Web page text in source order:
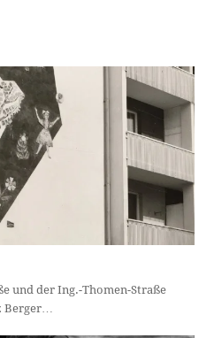
und der Ing.-Thomen-Straße
Berger…